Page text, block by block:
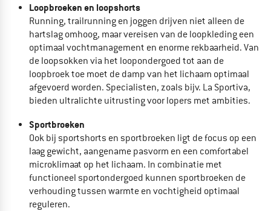
Loopbroeken en loopshorts
Running, trailrunning en joggen drijven niet alleen de
hartslag omhoog, maar vereisen van de loopkleding een
optimaal vochtmanagement en enorme rekbaarheid. Van
de loopsokken via het loopondergoed tot aan de
loopbroek toe moet de damp van het lichaam optimaal
afgevoerd worden. Specialisten, zoals bijv. La Sportiva,
bieden ultralichte uitrusting voor lopers met ambities.
Sportbroeken
Ook bij sportshorts en sportbroeken ligt de focus op een
laag gewicht, aangename pasvorm en een comfortabel
microklimaat op het lichaam. In combinatie met
functioneel sportondergoed kunnen sportbroeken de
verhouding tussen warmte en vochtigheid optimaal
reguleren.